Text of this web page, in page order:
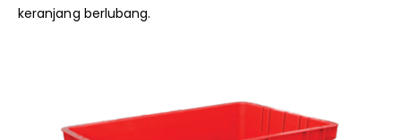
keranjang berlubang.